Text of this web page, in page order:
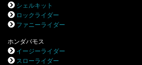
シェルキット
ロックライダー
ファニーライダー
ホンダバモス
イージーライダー
スローライダー